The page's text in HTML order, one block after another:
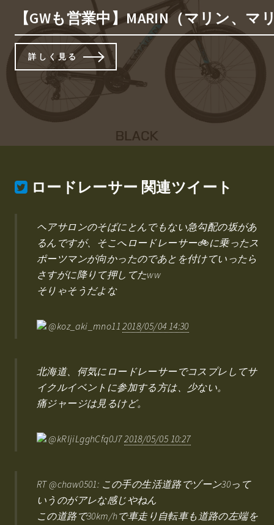
【GWも営業中】MARIN（マリン、
詳しく見る
ロードレーサー 関連ツイート
ヘアサロンのそばにとんでもない急勾配の坂があ
るんですが、そこへロードレーサー🚲に乗ったス
ポーツマンが向かったのであとを付けていったら
さすがに降りて押してたww
そりゃそうだよな
@koz_aki_mno112018/05/04 14:30
北海道、何気にロードレーサーでコスプレしてサ
イクルイベントに参加する方は、少ない。
痛ジャージは見るけど。
@kRIjiLgghCfq0J72018/05/05 10:27
RT @chaw0501: この手の生活道路でゾーン30って
いうのがアレな感じやねん
この道路で30km/hで車走り自転車も道路の左端を